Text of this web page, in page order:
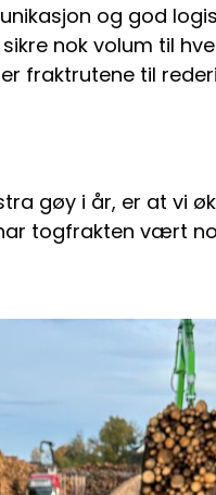
og god
nok volum til
fraktrutene til
gøy i år, er at vi
togfrakten vært